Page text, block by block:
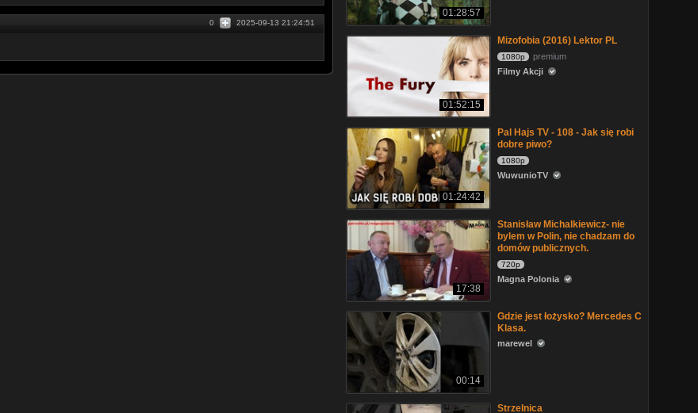
2025-09-13 21:24:51
0
01:28:57
01:52:15
Mizofobia (2016) Lektor PL
1080p
premium
Filmy Akcji
01:24:42
Pal Hajs TV - 108 - Jak się robi
dobre piwo?
1080p
WuwunioTV
17:38
Stanisław Michalkiewicz- nie
bylem w Polin, nie chadzam do
domów publicznych.
720p
Magna Polonia
00:14
Gdzie jest łożysko? Mercedes C
Klasa.
marewel
Strzelnica